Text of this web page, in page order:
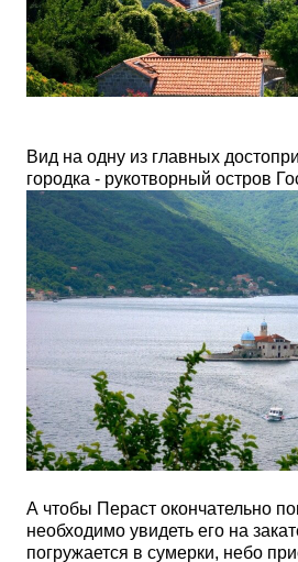
Вид на одну из главных
городка - рукотворный остров
А чтобы Пераст окончательно
необходимо увидеть его на
погружается в сумерки, небо